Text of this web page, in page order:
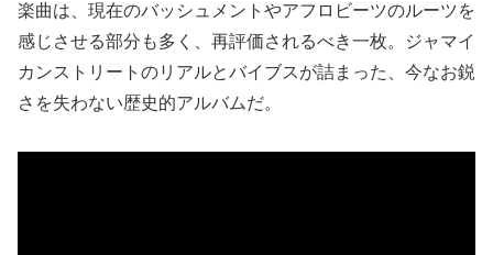
楽曲は、現在のバッシュメントやアフロビーツのルーツを
感じさせる部分も多く、再評価されるべき一枚。ジャマイ
カンストリートのリアルとバイブスが詰まった、今なお鋭
さを失わない歴史的アルバムだ。